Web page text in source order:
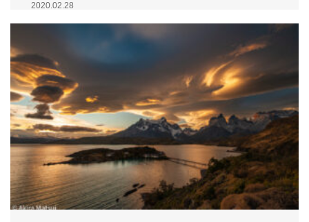
2020.02.28